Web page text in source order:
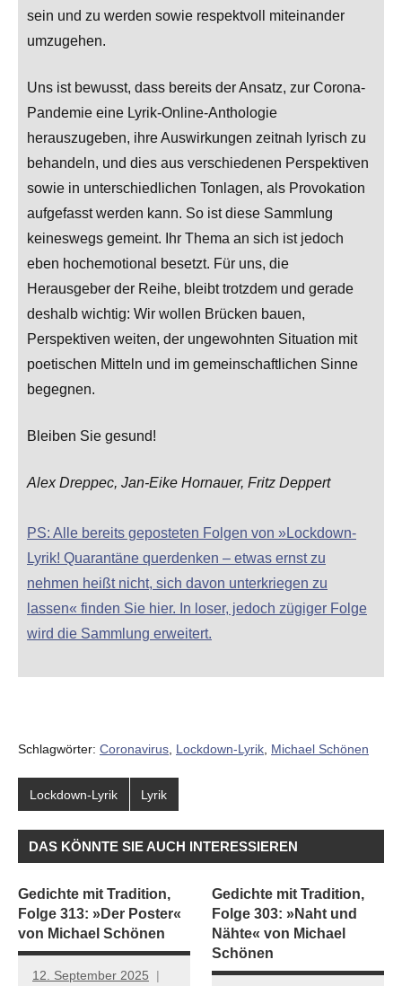
sein und zu werden sowie respektvoll miteinander
umzugehen.
Uns ist bewusst, dass bereits der Ansatz, zur Corona-
Pandemie eine Lyrik-Online-Anthologie
herauszugeben, ihre Auswirkungen zeitnah lyrisch zu
behandeln, und dies aus verschiedenen Perspektiven
sowie in unterschiedlichen Tonlagen, als Provokation
aufgefasst werden kann. So ist diese Sammlung
keineswegs gemeint. Ihr Thema an sich ist jedoch
eben hochemotional besetzt. Für uns, die
Herausgeber der Reihe, bleibt trotzdem und gerade
deshalb wichtig: Wir wollen Brücken bauen,
Perspektiven weiten, der ungewohnten Situation mit
poetischen Mitteln und im gemeinschaftlichen Sinne
begegnen.
Bleiben Sie gesund!
Alex Dreppec, Jan-Eike Hornauer, Fritz Deppert
PS: Alle bereits geposteten Folgen von »Lockdown-
Lyrik! Quarantäne querdenken – etwas ernst zu
nehmen heißt nicht, sich davon unterkriegen zu
lassen« finden Sie hier. In loser, jedoch zügiger Folge
wird die Sammlung erweitert.
Schlagwörter: Coronavirus Lockdown-Lyrik Michael Schönen
Lockdown-Lyrik Lyrik
DAS KÖNNTE SIE AUCH INTERESSIEREN
Gedichte mit Tradition,
Folge 313: »Der Poster«
von Michael Schönen
12. September 2025
Gedichte mit Tradition,
Folge 303: »Naht und
Nähte« von Michael
Schönen